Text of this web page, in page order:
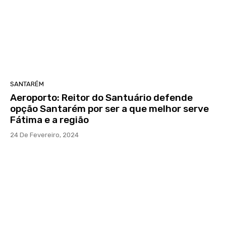
SANTARÉM
Aeroporto: Reitor do Santuário defende
opção Santarém por ser a que melhor serve
Fátima e a região
24 De Fevereiro, 2024